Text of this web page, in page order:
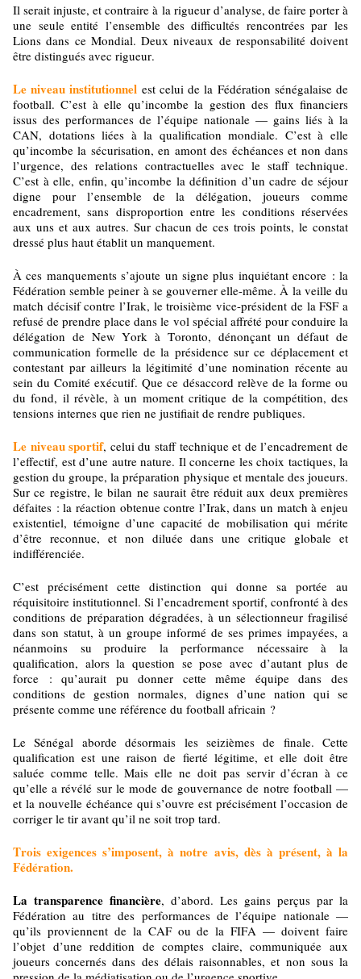
Il serait injuste, et contraire à la rigueur d’analyse, de faire porter à
une seule entité l’ensemble des difficultés rencontrées par les
Lions dans ce Mondial. Deux niveaux de responsabilité doivent
être distingués avec rigueur.
Le niveau institutionnel est celui de la Fédération sénégalaise de
football. C’est à elle qu’incombe la gestion des flux financiers
issus des performances de l’équipe nationale — gains liés à la
CAN, dotations liées à la qualification mondiale. C’est à elle
qu’incombe la sécurisation, en amont des échéances et non dans
l’urgence, des relations contractuelles avec le staff technique.
C’est à elle, enfin, qu’incombe la définition d’un cadre de séjour
digne pour l’ensemble de la délégation, joueurs comme
encadrement, sans disproportion entre les conditions réservées
aux uns et aux autres. Sur chacun de ces trois points, le constat
dressé plus haut établit un manquement.
À ces manquements s’ajoute un signe plus inquiétant encore : la
Fédération semble peiner à se gouverner elle-même. À la veille du
match décisif contre l’Irak, le troisième vice-président de la FSF a
refusé de prendre place dans le vol spécial affrété pour conduire la
délégation de New York à Toronto, dénonçant un défaut de
communication formelle de la présidence sur ce déplacement et
contestant par ailleurs la légitimité d’une nomination récente au
sein du Comité exécutif. Que ce désaccord relève de la forme ou
du fond, il révèle, à un moment critique de la compétition, des
tensions internes que rien ne justifiait de rendre publiques.
Le niveau sportif, celui du staff technique et de l’encadrement de
l’effectif, est d’une autre nature. Il concerne les choix tactiques, la
gestion du groupe, la préparation physique et mentale des joueurs.
Sur ce registre, le bilan ne saurait être réduit aux deux premières
défaites : la réaction obtenue contre l’Irak, dans un match à enjeu
existentiel, témoigne d’une capacité de mobilisation qui mérite
d’être reconnue, et non diluée dans une critique globale et
indifférenciée.
C’est précisément cette distinction qui donne sa portée au
réquisitoire institutionnel. Si l’encadrement sportif, confronté à des
conditions de préparation dégradées, à un sélectionneur fragilisé
dans son statut, à un groupe informé de ses primes impayées, a
néanmoins su produire la performance nécessaire à la
qualification, alors la question se pose avec d’autant plus de
force : qu’aurait pu donner cette même équipe dans des
conditions de gestion normales, dignes d’une nation qui se
présente comme une référence du football africain ?
Le Sénégal aborde désormais les seizièmes de finale. Cette
qualification est une raison de fierté légitime, et elle doit être
saluée comme telle. Mais elle ne doit pas servir d’écran à ce
qu’elle a révélé sur le mode de gouvernance de notre football —
et la nouvelle échéance qui s’ouvre est précisément l’occasion de
corriger le tir avant qu’il ne soit trop tard.
Trois exigences s’imposent, à notre avis, dès à présent, à la
Fédération.
La transparence financière, d’abord. Les gains perçus par la
Fédération au titre des performances de l’équipe nationale —
qu’ils proviennent de la CAF ou de la FIFA — doivent faire
l’objet d’une reddition de comptes claire, communiquée aux
joueurs concernés dans des délais raisonnables, et non sous la